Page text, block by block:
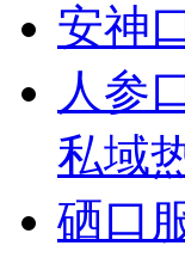
安神
人参
私域
硒口